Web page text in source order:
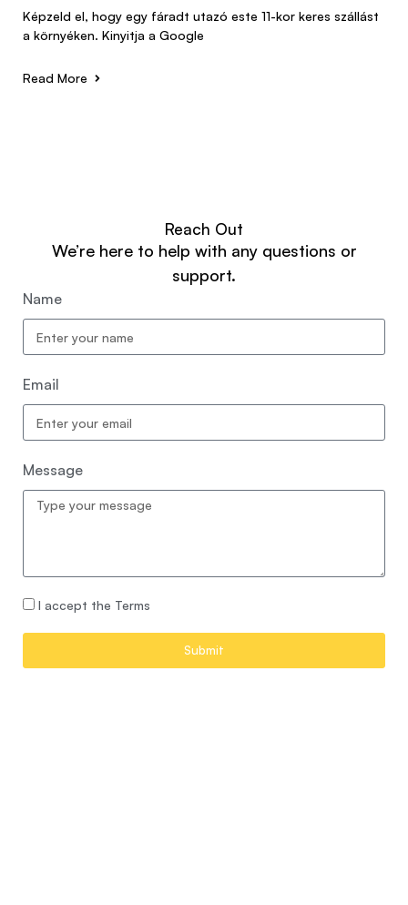
Képzeld el, hogy egy fáradt utazó este 11-kor keres szállást
a környéken. Kinyitja a Google
Read More
Reach Out
We’re here to help with any questions or
support.
Name
Email
Message
I accept the Terms
Submit